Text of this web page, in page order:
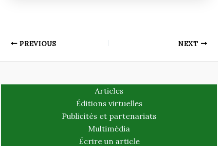
PREVIOUS NEXT
Articles
Éditions virtuelles
Publicités et partenariats
Multimédia
Écrire un article